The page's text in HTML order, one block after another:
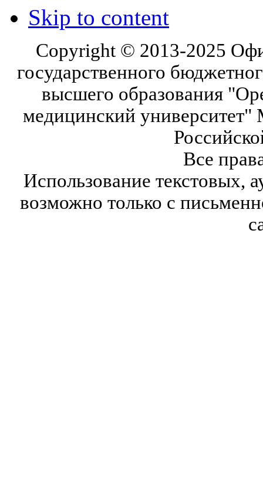
Skip to content
Copyright © 2013-2025
государственного
высшего образования
медицинский университет"
Все
Использование текстовых,
возможно только с